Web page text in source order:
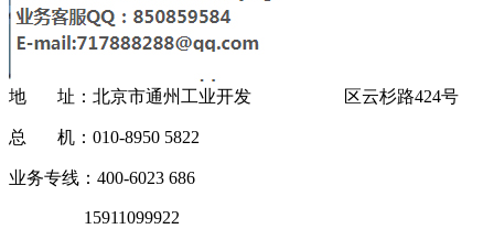
地 址：北京市通州工业开发 区云杉路424号
总 机：010-8950 5822
业务专线：400-6023 686
15911099922